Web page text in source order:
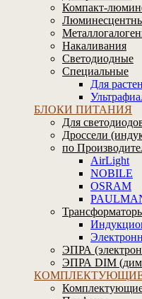
Компакт-
Накаливания
Светодиодные
Специальные
Для
БЛОКИ ПИТАНИЯ
Для
Дроссели
по
AirLight
NOBILE
OSRAM
ЭПРА
ЭПРА DIM